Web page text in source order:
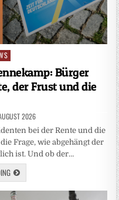
Bürger
der Frust und die
2026
bei der Rente und die
Frage, wie abgehängt der
ist. Und ob der…